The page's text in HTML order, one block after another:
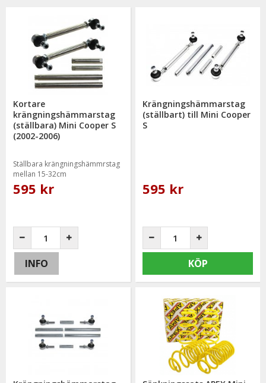
Kortare
krängningshämmarstag
(ställbara) Mini Cooper S
(2002-2006)
Ställbara krängningshämmrstag
mellan 15-32cm
595 kr
INFO
Krängningshämmarstag
(ställbart) till Mini Cooper
S
595 kr
KÖP